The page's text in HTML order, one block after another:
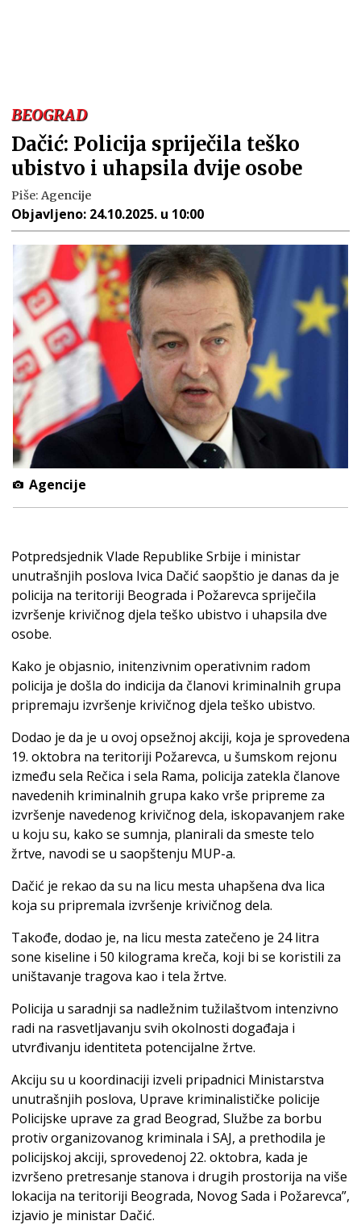
BEOGRAD
Dačić: Policija spriječila teško
ubistvo i uhapsila dvije osobe
Piše: Agencije
Objavljeno: 24.10.2025. u 10:00
Agencije
Potpredsjednik Vlade Republike Srbije i ministar
unutrašnjih poslova Ivica Dačić saopštio je danas da je
policija na teritoriji Beograda i Požarevca spriječila
izvršenje krivičnog djela teško ubistvo i uhapsila dve
osobe.
Kako je objasnio, initenzivnim operativnim radom
policija je došla do indicija da članovi kriminalnih grupa
pripremaju izvršenje krivičnog djela teško ubistvo.
Dodao je da je u ovoj opsežnoj akciji, koja je sprovedena
19. oktobra na teritoriji Požarevca, u šumskom rejonu
između sela Rečica i sela Rama, policija zatekla članove
navedenih kriminalnih grupa kako vrše pripreme za
izvršenje navedenog krivičnog dela, iskopavanjem rake
u koju su, kako se sumnja, planirali da smeste telo
žrtve, navodi se u saopštenju MUP-a.
Dačić je rekao da su na licu mesta uhapšena dva lica
koja su pripremala izvršenje krivičnog dela.
Takođe, dodao je, na licu mesta zatečeno je 24 litra
sone kiseline i 50 kilograma kreča, koji bi se koristili za
uništavanje tragova kao i tela žrtve.
Policija u saradnji sa nadležnim tužilaštvom intenzivno
radi na rasvetljavanju svih okolnosti događaja i
utvrđivanju identiteta potencijalne žrtve.
Akciju su u koordinaciji izveli pripadnici Ministarstva
unutrašnjih poslova, Uprave kriminalističke policije
Policijske uprave za grad Beograd, Službe za borbu
protiv organizovanog kriminala i SAJ, a prethodila je
policijskoj akciji, sprovedenoj 22. oktobra, kada je
izvršeno pretresanje stanova i drugih prostorija na više
lokacija na teritoriji Beograda, Novog Sada i Požarevca”,
izjavio je ministar Dačić.